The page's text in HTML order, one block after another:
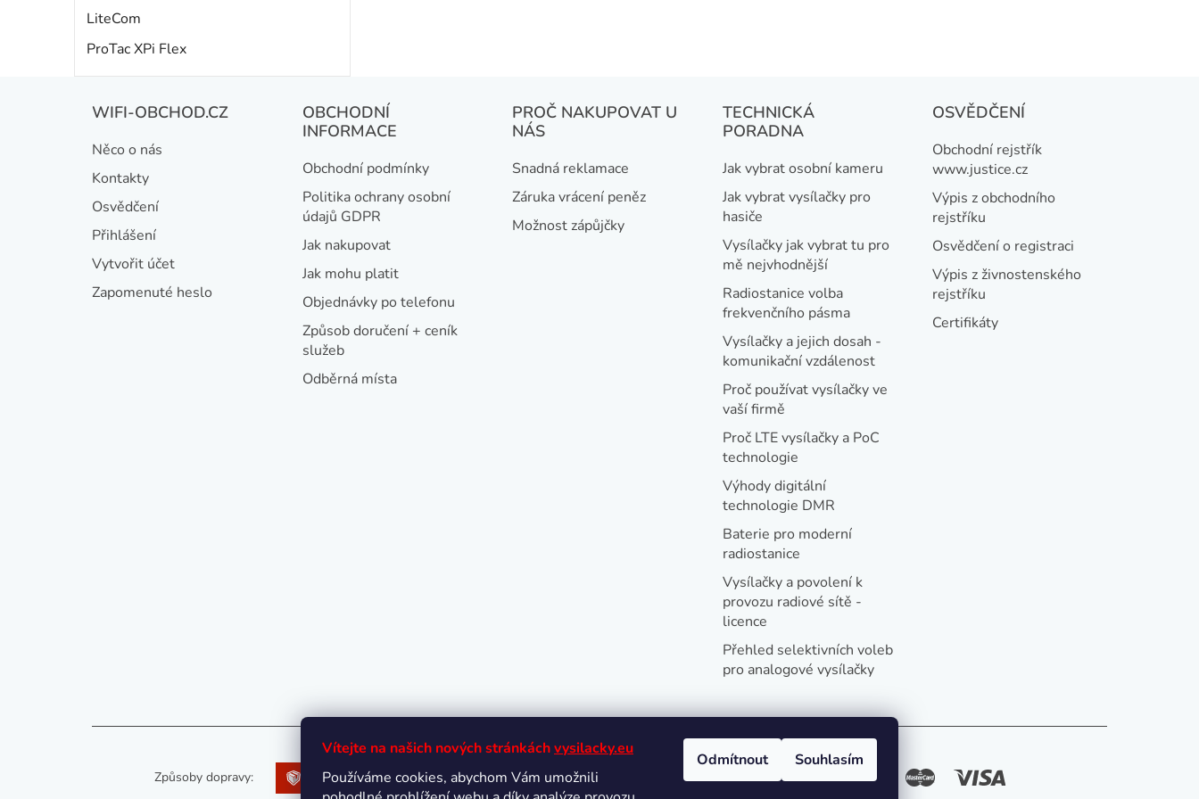
Vítejte na našich nových stránkáchvysilacky.eu
Používáme cookies, abychom Vám umožnili
Odmítnout Souhlasím
LiteCom
ProTac XPi Flex
WIFI-OBCHOD.CZ
Něco o nás
Kontakty
Osvědčení
Přihlášení
Vytvořit účet
Zapomenuté heslo
OBCHODNÍ
INFORMACE
Obchodní podmínky
Politika ochrany osobní
údajů GDPR
Jak nakupovat
Jak mohu platit
Objednávky po telefonu
Způsob doručení + ceník
služeb
Odběrná místa
PROČ NAKUPOVAT U
NÁS
Snadná reklamace
Záruka vrácení peněz
Možnost zápůjčky
TECHNICKÁ
PORADNA
Jak vybrat osobní kameru
Jak vybrat vysílačky pro
hasiče
Vysílačky jak vybrat tu pro
mě nejvhodnější
Radiostanice volba
frekvenčního pásma
Vysílačky a jejich dosah -
komunikační vzdálenost
Proč používat vysílačky ve
vaší firmě
Proč LTE vysílačky a PoC
technologie
Výhody digitální
technologie DMR
Baterie pro moderní
radiostanice
Vysílačky a povolení k
provozu radiové sítě -
licence
Přehled selektivních voleb
pro analogové vysílačky
OSVĚDČENÍ
Obchodní rejstřík
www.justice.cz
Výpis z obchodního
rejstříku
Osvědčení o registraci
Výpis z živnostenského
rejstříku
Certifikáty
Způsoby dopravy: Oblíbené způsoby platby: